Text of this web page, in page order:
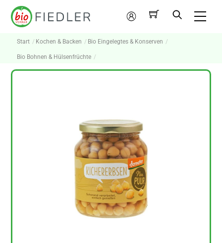
Skip
Mein
Konto
Start Kochen & Backen Bio Eingelegtes & Konserven
Bio Bohnen & Hülsenfrüchte